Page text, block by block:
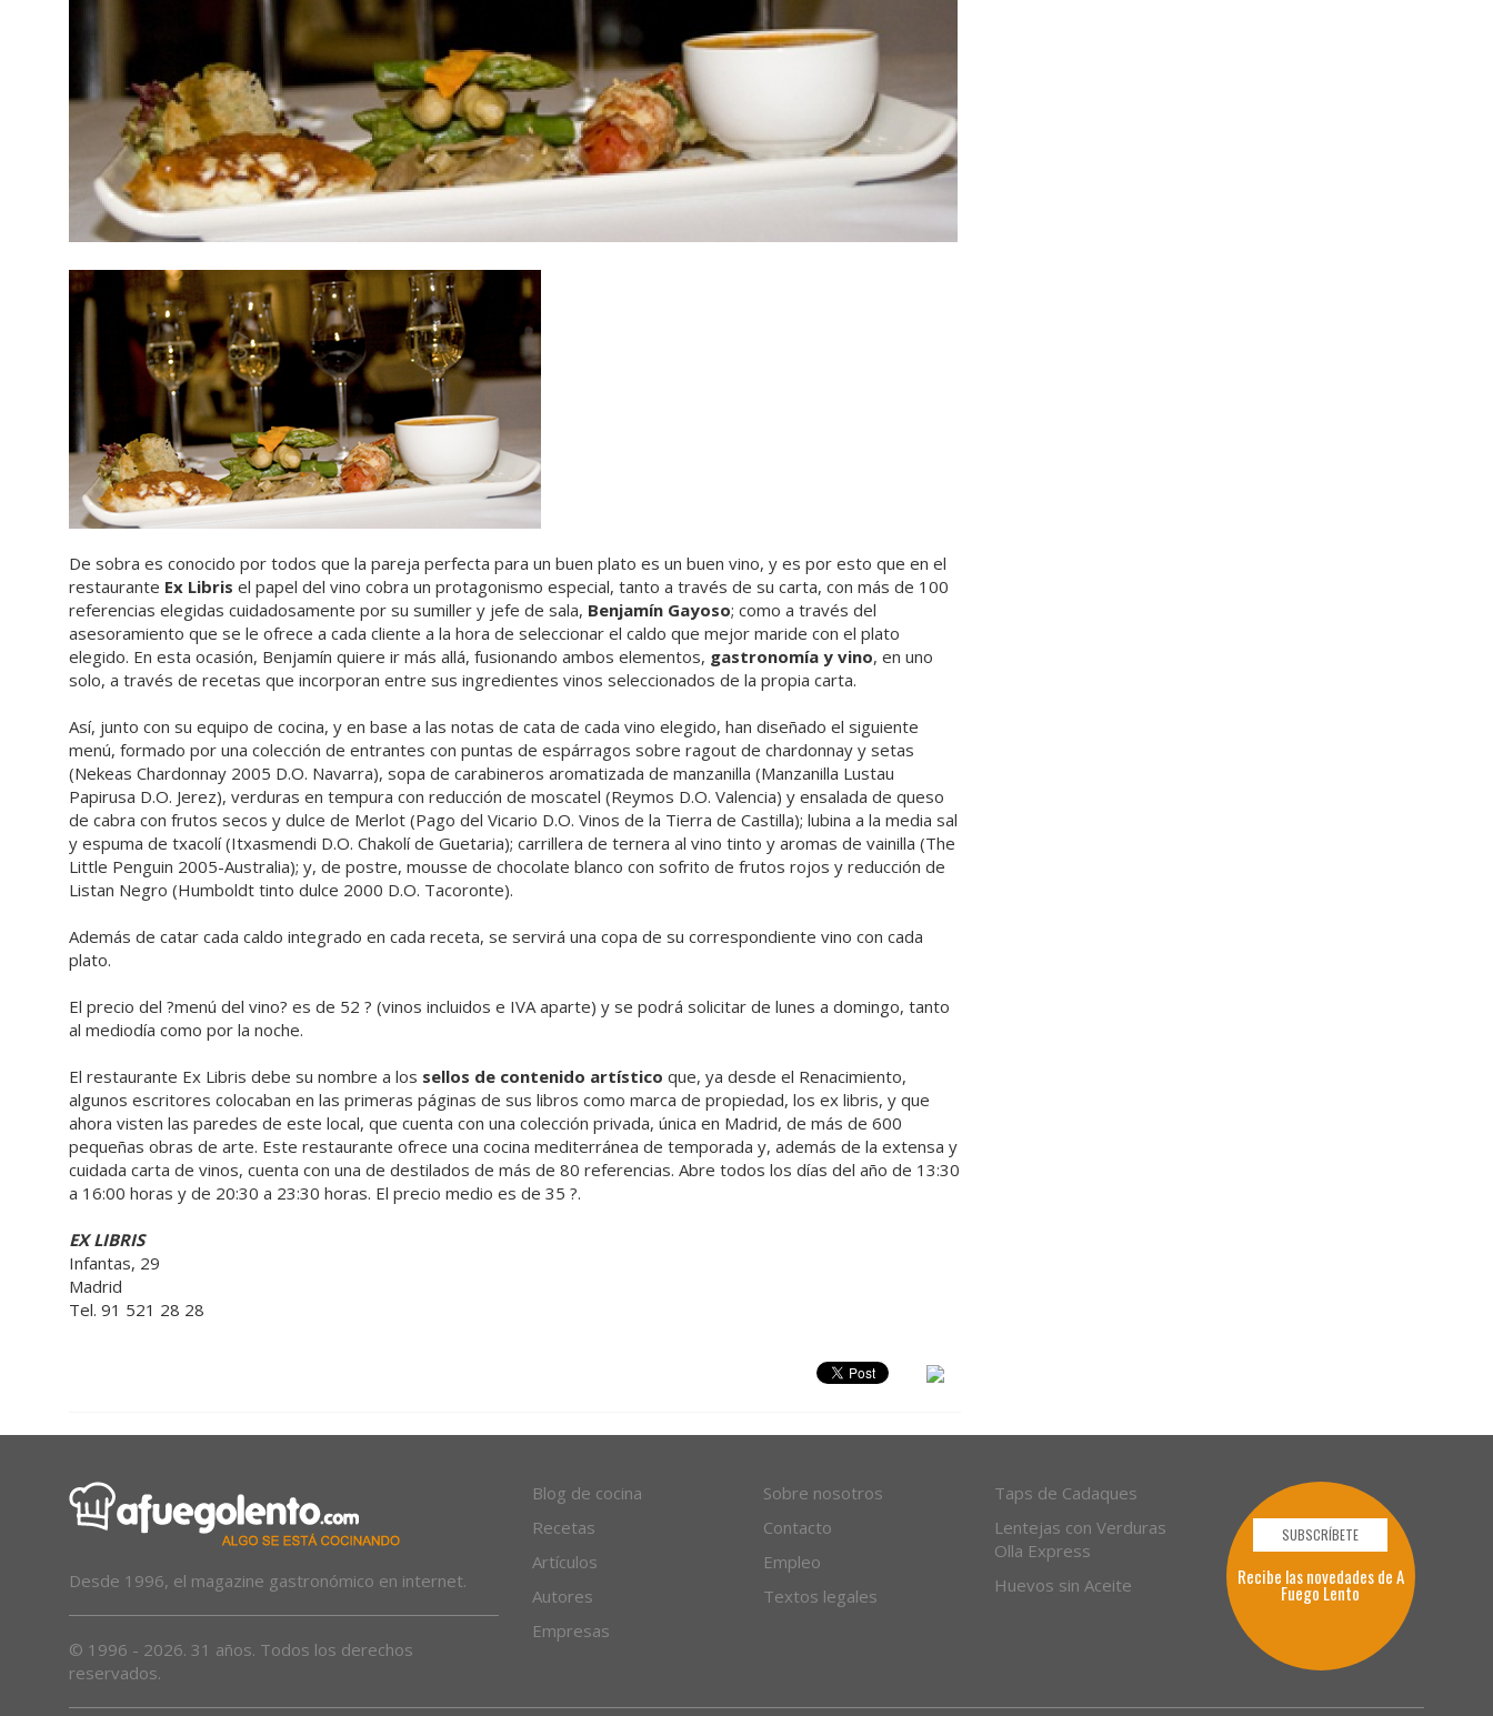
De sobra es conocido por todos que la pareja perfecta para un buen plato es un buen vino, y es por esto que en el
restaurante Ex Libris el papel del vino cobra un protagonismo especial, tanto a través de su carta, con más de 100
referencias elegidas cuidadosamente por su sumiller y jefe de sala, Benjamín Gayoso; como a través del
asesoramiento que se le ofrece a cada cliente a la hora de seleccionar el caldo que mejor maride con el plato
elegido. En esta ocasión, Benjamín quiere ir más allá, fusionando ambos elementos, gastronomía y vino, en uno
solo, a través de recetas que incorporan entre sus ingredientes vinos seleccionados de la propia carta.
Así, junto con su equipo de cocina, y en base a las notas de cata de cada vino elegido, han diseñado el siguiente
menú, formado por una colección de entrantes con puntas de espárragos sobre ragout de chardonnay y setas
(Nekeas Chardonnay 2005 D.O. Navarra), sopa de carabineros aromatizada de manzanilla (Manzanilla Lustau
Papirusa D.O. Jerez), verduras en tempura con reducción de moscatel (Reymos D.O. Valencia) y ensalada de queso
de cabra con frutos secos y dulce de Merlot (Pago del Vicario D.O. Vinos de la Tierra de Castilla); lubina a la media sal
y espuma de txacolí (Itxasmendi D.O. Chakolí de Guetaria); carrillera de ternera al vino tinto y aromas de vainilla (The
Little Penguin 2005-Australia); y, de postre, mousse de chocolate blanco con sofrito de frutos rojos y reducción de
Listan Negro (Humboldt tinto dulce 2000 D.O. Tacoronte).
Además de catar cada caldo integrado en cada receta, se servirá una copa de su correspondiente vino con cada
plato.
El precio del ?menú del vino? es de 52 ? (vinos incluidos e IVA aparte) y se podrá solicitar de lunes a domingo, tanto
al mediodía como por la noche.
El restaurante Ex Libris debe su nombre a los sellos de contenido artístico que, ya desde el Renacimiento,
algunos escritores colocaban en las primeras páginas de sus libros como marca de propiedad, los ex libris, y que
ahora visten las paredes de este local, que cuenta con una colección privada, única en Madrid, de más de 600
pequeñas obras de arte. Este restaurante ofrece una cocina mediterránea de temporada y, además de la extensa y
cuidada carta de vinos, cuenta con una de destilados de más de 80 referencias. Abre todos los días del año de 13:30
a 16:00 horas y de 20:30 a 23:30 horas. El precio medio es de 35 ?.
EX LIBRIS
Infantas, 29
Madrid
Tel. 91 521 28 28
Desde 1996, el magazine gastronómico en internet.
© 1996 - 2026. 31 años. Todos los derechos
reservados.
Blog de cocina
Recetas
Artículos
Autores
Empresas
Sobre nosotros
Contacto
Empleo
Textos legales
Taps de Cadaques
Lentejas con Verduras
Olla Express
Huevos sin Aceite
SUBSCRÍBETE
Recibe las novedades de A
Fuego Lento